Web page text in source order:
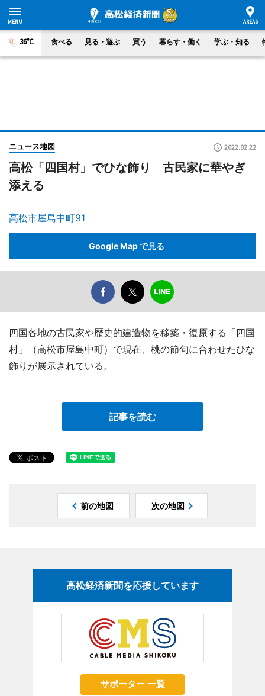
36°C 食べる 見る・遊ぶ 買う 暮らす・働く 学ぶ・知る
ニュース地図 2022.02.22
高松「四国村」でひな飾り 古民家に華やぎ
添える
高松市屋島中町91
Google Map で見る
四国各地の古民家や歴史的建造物を移築・復原する「四国
村」（高松市屋島中町）で現在、桃の節句に合わせたひな
飾りが展示されている。
記事を読む
前の地図 次の地図
高松経済新聞を応援しています
サポーター 一覧